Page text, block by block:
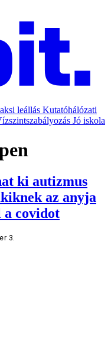
leállás Kutatóhálózati
Jó iskola
ki autizmus
az anyja
a covidot
3.